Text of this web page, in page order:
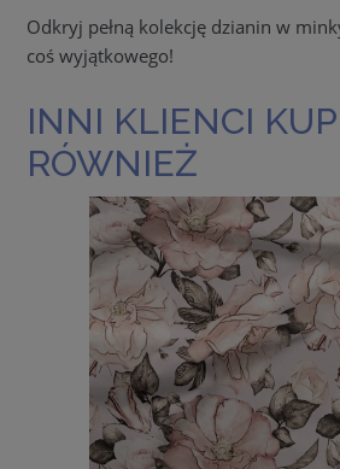
Odkryj pełną kolekcję dzianin w
coś wyjątkowego!
INNI KLIENCI
RÓWNIEŻ